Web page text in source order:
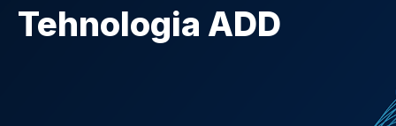
Tehnologia ADD